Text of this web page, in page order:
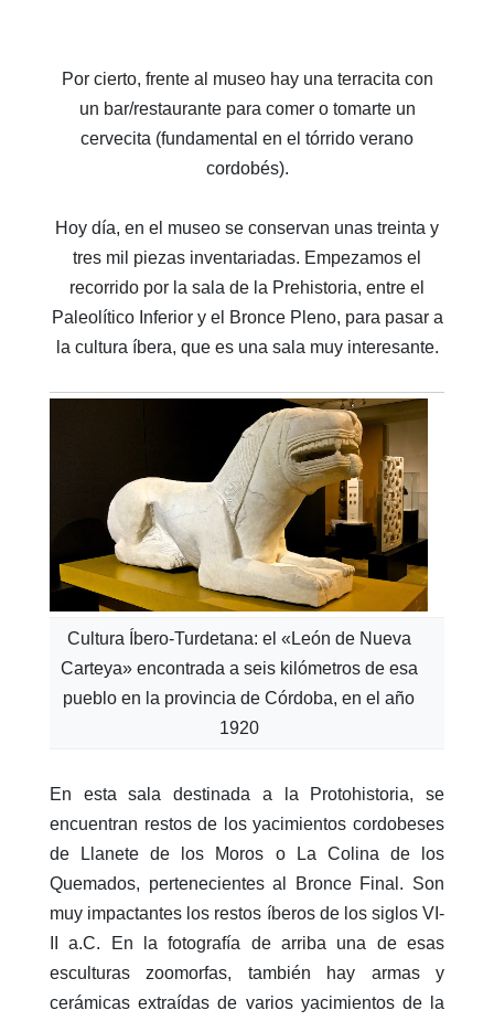
Por cierto, frente al museo hay una terracita con
un bar/restaurante para comer o tomarte un
cervecita (fundamental en el tórrido verano
cordobés).
Hoy día, en el museo se conservan unas treinta y
tres mil piezas inventariadas. Empezamos el
recorrido por la sala de la Prehistoria, entre el
Paleolítico Inferior y el Bronce Pleno, para pasar a
la cultura íbera, que es una sala muy interesante.
Cultura Íbero-Turdetana: el «León de Nueva
Carteya» encontrada a seis kilómetros de esa
pueblo en la provincia de Córdoba, en el año
1920
En esta sala destinada a la Protohistoria, se
encuentran restos de los yacimientos cordobeses
de Llanete de los Moros o La Colina de los
Quemados, pertenecientes al Bronce Final. Son
muy impactantes los restos íberos de los siglos VI-
II a.C. En la fotografía de arriba una de esas
esculturas zoomorfas, también hay armas y
cerámicas extraídas de varios yacimientos de la